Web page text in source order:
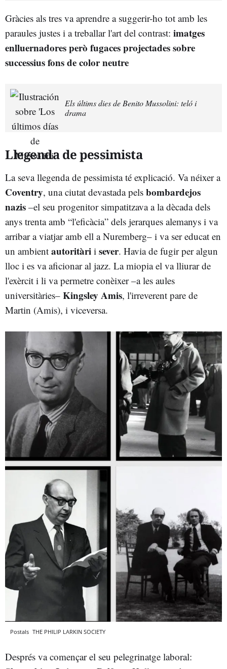
Gràcies als tres va aprendre a suggerir-ho tot amb les
paraules justes i a treballar l'art del contrast: imatges
enlluernadores però fugaces projectades sobre
successius fons de color neutre
Els últims dies de Benito Mussolini: teló i
drama
Llegenda de pessimista
La seva llegenda de pessimista té explicació. Va néixer a
Coventry, una ciutat devastada pels bombardejos
nazis –el seu progenitor simpatitzava a la dècada dels
anys trenta amb “l'eficàcia” dels jerarques alemanys i va
arribar a viatjar amb ell a Nuremberg– i va ser educat en
un ambient autoritàri i sever. Havia de fugir per algun
lloc i es va aficionar al jazz. La miopia el va lliurar de
l'exèrcit i li va permetre conèixer –a les aules
universitàries– Kingsley Amis, l'irreverent pare de
Martin (Amis), i viceversa.
Postals THE PHILIP LARKIN SOCIETY
Després va començar el seu pelegrinatge laboral: